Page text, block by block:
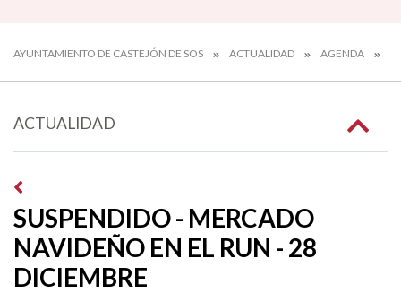
AYUNTAMIENTO DE CASTEJÓN DE SOS ACTUALIDAD AGENDA
ACTUALIDAD
SUSPENDIDO - MERCADO
NAVIDEÑO EN EL RUN - 28
DICIEMBRE